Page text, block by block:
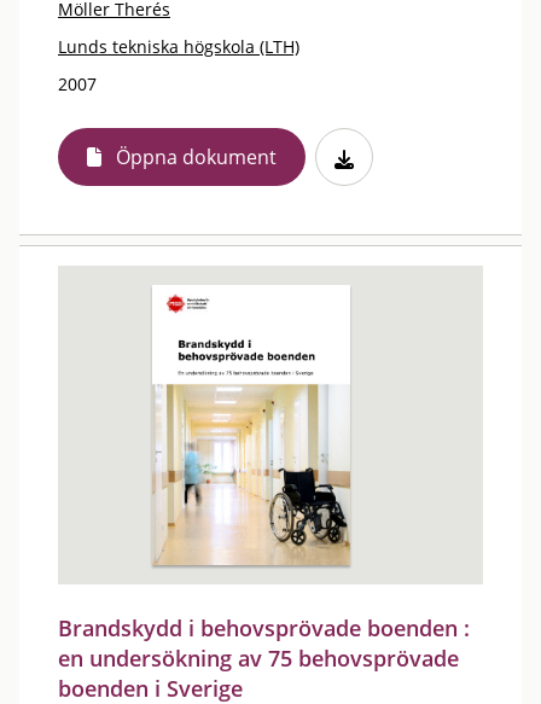
Möller Therés
Lunds tekniska högskola (LTH)
2007
Öppna dokument
Brandskydd i behovsprövade boenden :
en undersökning av 75 behovsprövade
boenden i Sverige